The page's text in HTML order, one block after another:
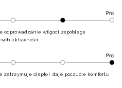
odprowadzanie wilgoci zapobiega
aktywności.
zatrzymuje ciepło i daje poczucie komfortu